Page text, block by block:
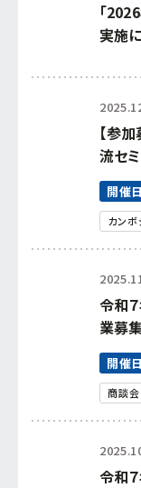
「
実施
【参
流セ
開催日
カンボ
令和
業募
開催日
商談会
令和